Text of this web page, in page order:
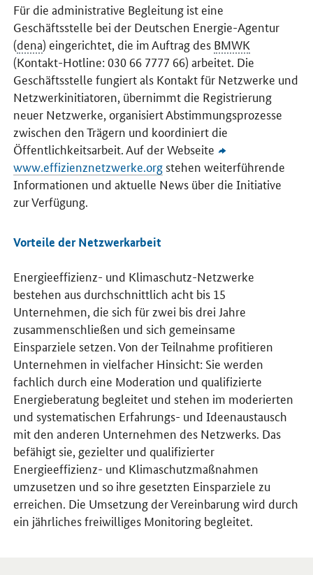
Für die administrative Begleitung ist eine
Geschäftsstelle bei der Deutschen Energie-Agentur
(dena) eingerichtet, die im Auftrag des BMWK
(Kontakt-Hotline: 030 66 7777 66) arbeitet. Die
Geschäftsstelle fungiert als Kontakt für Netzwerke und
Netzwerkinitiatoren, übernimmt die Registrierung
neuer Netzwerke, organisiert Abstimmungsprozesse
zwischen den Trägern und koordiniert die
Öffentlichkeitsarbeit. Auf der Webseite
www.effizienznetzwerke.org stehen weiterführende
Informationen und aktuelle News über die Initiative
zur Verfügung.
Vorteile der Netzwerkarbeit
Energieeffizienz- und Klimaschutz-Netzwerke
bestehen aus durchschnittlich acht bis 15
Unternehmen, die sich für zwei bis drei Jahre
zusammenschließen und sich gemeinsame
Einsparziele setzen. Von der Teilnahme profitieren
Unternehmen in vielfacher Hinsicht: Sie werden
fachlich durch eine Moderation und qualifizierte
Energieberatung begleitet und stehen im moderierten
und systematischen Erfahrungs- und Ideenaustausch
mit den anderen Unternehmen des Netzwerks. Das
befähigt sie, gezielter und qualifizierter
Energieeffizienz- und Klimaschutzmaßnahmen
umzusetzen und so ihre gesetzten Einsparziele zu
erreichen. Die Umsetzung der Vereinbarung wird durch
ein jährliches freiwilliges Monitoring begleitet.